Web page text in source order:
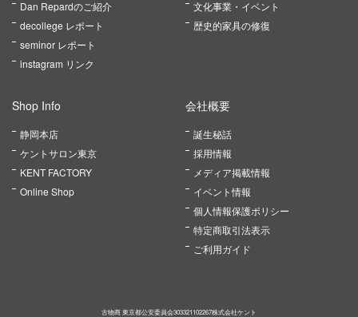
Dan Repardのご紹介
decollege レポート
seminor レポート
instagram リンク
文化事業・イベント
歴史的家具の修復
Shop Info
静岡本店
ケントサロン東京
KENT FACTORY
Online Shop
会社概要
誕生秘話
採用情報
メディア掲載情報
イベント情報
個人情報保護ポリシー
特定商取引法表示
ご利用ガイド
古物商 東京都公安委員会303321102267株式会社ケント